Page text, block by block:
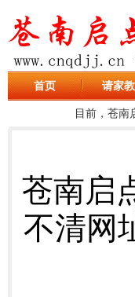
首页 请家教
苍南启
不清网